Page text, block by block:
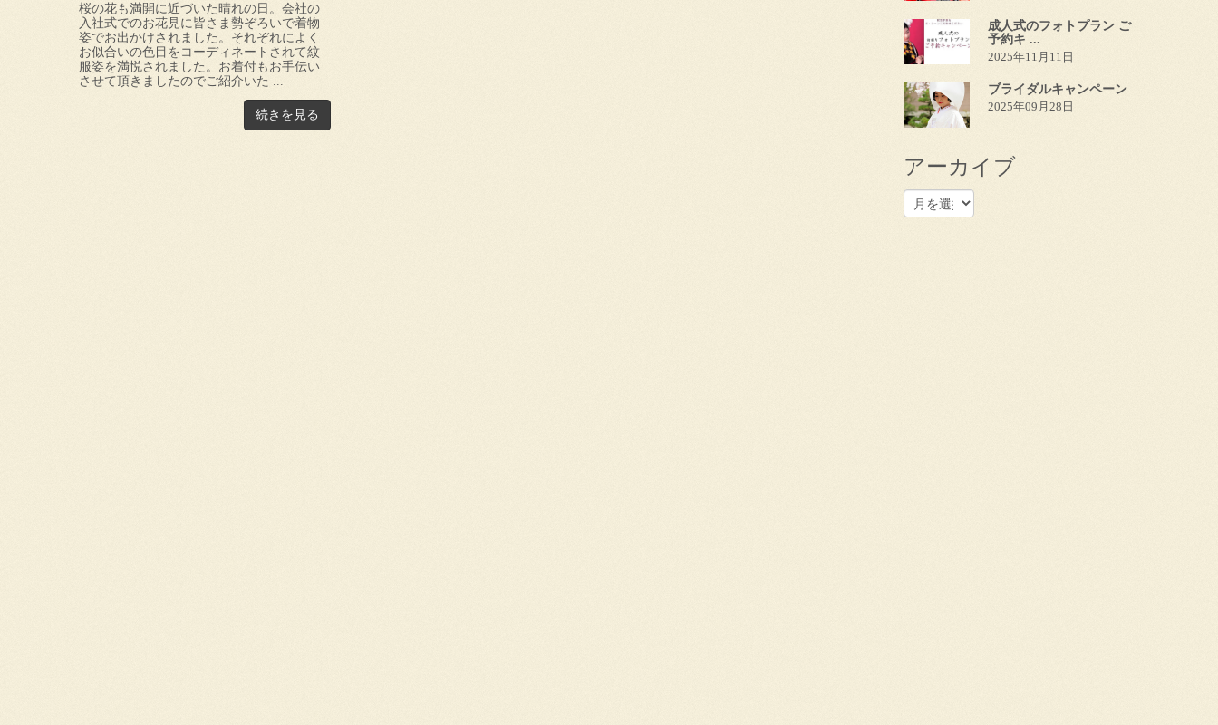
桜の花も満開に近づいた晴れの日。会社の
入社式でのお花見に皆さま勢ぞろいで着物
姿でお出かけされました。それぞれによく
お似合いの色目をコーディネートされて紋
服姿を満悦されました。お着付もお手伝い
させて頂きましたのでご紹介いた ...
続きを見る
成人式のフォトプラン ご
予約キ ...
2025年11月11日
ブライダルキャンペーン
2025年09月28日
アーカイブ